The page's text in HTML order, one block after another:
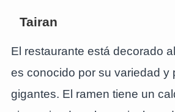
Tairan
El restaurante está decorado
es conocido por su variedad y
gigantes. El ramen tiene un